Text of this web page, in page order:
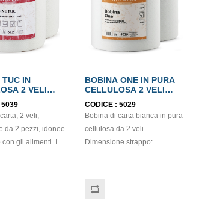
TUC IN
2 VELI
5039
2 veli,
da 2 pezzi, idonee
gli alimenti. In
Prodotto con
BOBINA ONE IN PURA
CELLULOSA 2 VELI
CODICE : 5029
Bobina di carta bianca in pura
cellulosa da 2 veli.
Dimensione strappo: